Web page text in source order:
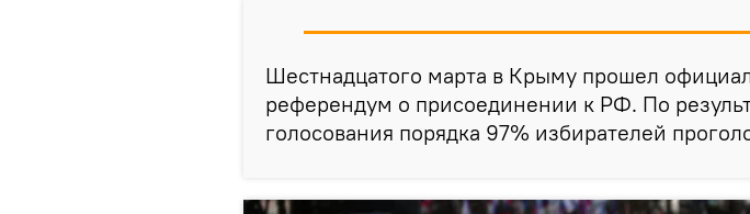
Шестнадцатого марта в Крыму прошел
референдум о присоединении к РФ. По
голосования порядка 97% избирателей